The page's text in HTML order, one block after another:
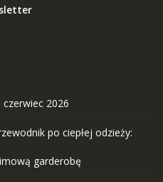
czerwiec 2026
po ciepłej odzieży:
garderobę